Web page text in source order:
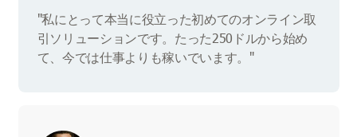
"私にとって本当に役立った初めてのオンライン取
引ソリューションです。たった250ドルから始め
て、今では仕事よりも稼いでいます。"